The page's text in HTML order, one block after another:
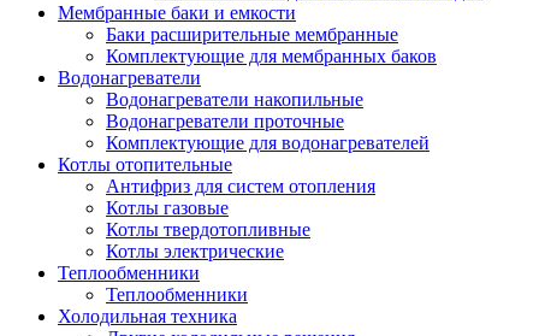
Мембранные баки и емкости
Баки расширительные мембранные
Комплектующие для мембранных баков
Водонагреватели
Водонагреватели накопильные
Водонагреватели проточные
Комплектующие для водонагревателей
Котлы отопительные
Антифриз для систем отопления
Котлы газовые
Котлы твердотопливные
Котлы электрические
Теплообменники
Теплообменники
Холодильная техника